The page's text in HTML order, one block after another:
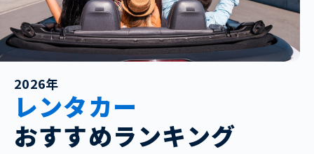
2026年
レンタカー
おすすめランキング